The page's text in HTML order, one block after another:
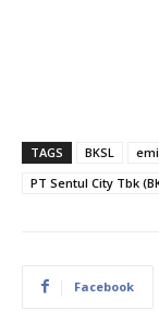
TAGS BKSL
PT Sentul City Tbk
Facebook